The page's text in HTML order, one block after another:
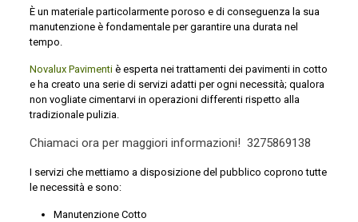
È un materiale particolarmente poroso e di conseguenza la sua
manutenzione è fondamentale per garantire una durata nel
tempo.
Novalux Pavimentiè esperta nei trattamenti dei pavimenti in cotto
e ha creato una serie di servizi adatti per ogni necessità; qualora
non vogliate cimentarvi in operazioni differenti rispetto alla
tradizionale pulizia.
Chiamaci ora per maggiori informazioni! 3275869138
I servizi che mettiamo a disposizione del pubblico coprono tutte
le necessità e sono:
Manutenzione Cotto